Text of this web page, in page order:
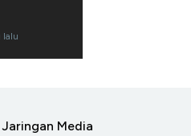
lalu
Jaringan Media